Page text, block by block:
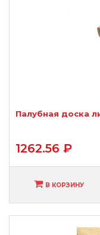
Палубная доска
1262.56 ₽
В КОРЗИНУ